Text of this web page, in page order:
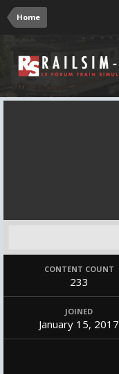
Home
CONTENT COUNT
233
JOINED
January 15, 2017